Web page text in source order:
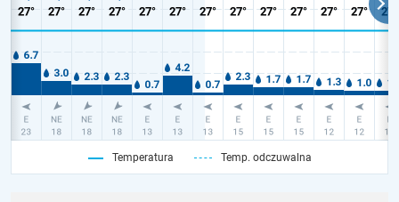
Temperatura Temp. odczuwalna